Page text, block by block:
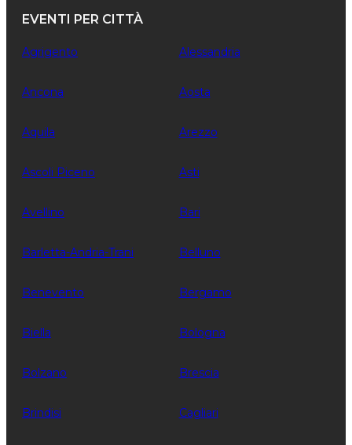
EVENTI PER CITTÀ
Agrigento Alessandria
Ancona Aosta
Aquila Arezzo
Ascoli Piceno Asti
Avellino Bari
Barletta-Andria-Trani Belluno
Benevento Bergamo
Biella Bologna
Bolzano Brescia
Brindisi Cagliari